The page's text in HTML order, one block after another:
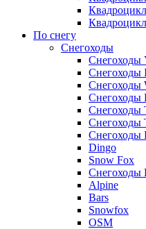
По снегу
Снегоходы
Снегоходы
Снегоходы
Снегоходы
Снегоходы
Снегоходы
Снегоходы
Снегоходы
Dingo
Snow Fox
Снегоходы
Alpine
Bars
Snowfox
OSM